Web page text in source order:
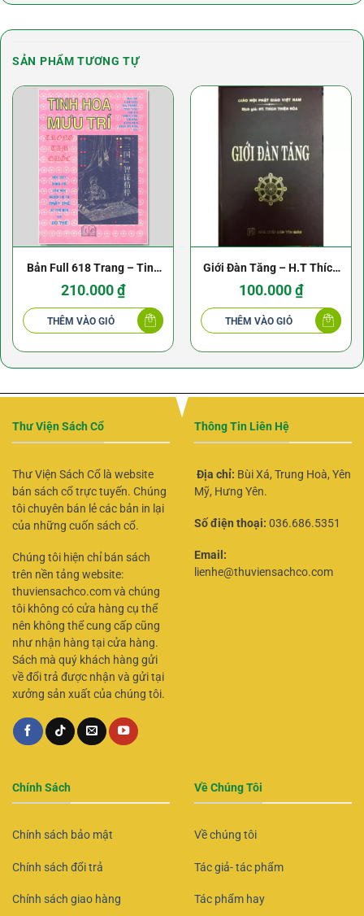
SẢN PHẨM TƯƠNG TỰ
Bản Full 618 Trang – Tinh
Hoa Mưu Trí Trong Tam
Quốc – NXB Lao Động
210.000₫
THÊM VÀO GIỎ
Giới Đàn Tăng – H.T Thích
Thiện Hòa
100.000₫
THÊM VÀO GIỎ
Thư Viện Sách Cổ
Thư Viện Sách Cổ là website
bán sách cổ trực tuyến. Chúng
tôi chuyên bán lẻ các bản in lại
của những cuốn sách cổ.
Chúng tôi hiện chỉ bán sách
trên nền tảng website:
thuviensachco.com và chúng
tôi không có cửa hàng cụ thể
nên không thể cung cấp cũng
như nhận hàng tại cửa hàng.
Sách mà quý khách hàng gửi
về đổi trả được nhận và gửi tại
xưởng sản xuất của chúng tôi.
Thông Tin Liên Hệ
Địa chỉ: Bùi Xá, Trung Hoà, Yên
Mỹ, Hưng Yên.
Số điện thoại: 036.686.5351
Email:
lienhe@thuviensachco.com
Chính Sách
Chính sách bảo mật
Chính sách đổi trả
Chính sách giao hàng
Về Chúng Tôi
Về chúng tôi
Tác giả- tác phẩm
Tác phẩm hay